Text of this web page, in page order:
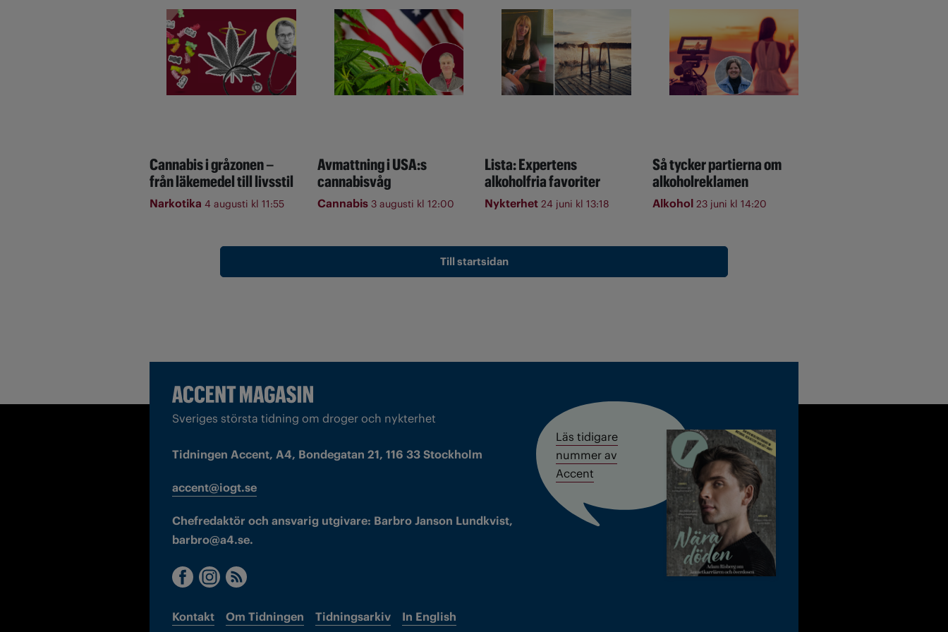
Cannabis i gråzonen –
från läkemedel till livsstil
Narkotika 4 augusti kl 11:55
Avmattning i USA:s
cannabisvåg
Cannabis 3 augusti kl 12:00
Lista: Expertens
alkoholfria favoriter
Nykterhet 24 juni kl 13:18
Så tycker partierna om
alkoholreklamen
Alkohol 23 juni kl 14:20
Till startsidan
Sveriges största tidning om droger och nykterhet
Tidningen Accent, A4, Bondegatan 21, 116 33 Stockholm
accent@iogt.se
Chefredaktör och ansvarig utgivare: Barbro Janson Lundkvist,
barbro@a4.se.
Kontakt Om Tidningen Tidningsarkiv In English
Läs tidigare
nummer av
Accent